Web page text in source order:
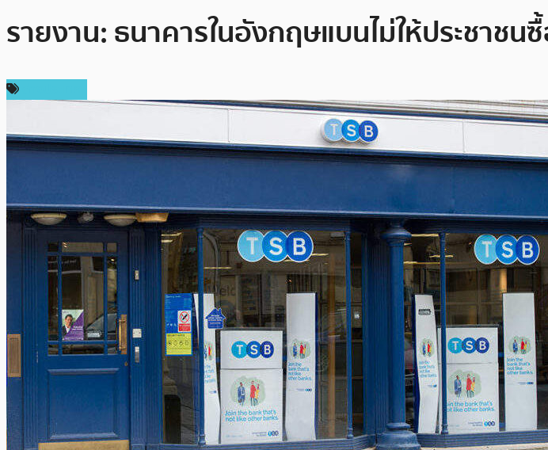
รายงาน: ธนาคารในอังกฤษแบนไม่ให้ประชาชน